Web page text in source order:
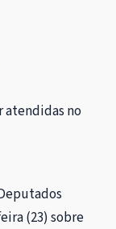
atendidas no
(23) sobre